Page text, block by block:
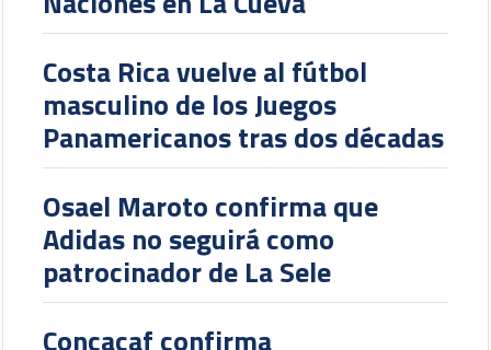
Costa Rica vuelve al fútbol
masculino de los Juegos
Panamericanos tras dos décadas
Osael Maroto confirma que
Adidas no seguirá como
patrocinador de La Sele
Concacaf confirma